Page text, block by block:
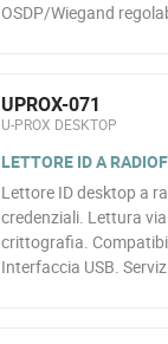
OSDP/Wiegand
UPROX-071
U-PROX DESKTOP
LETTORE ID A
Lettore ID desktop a
credenziali. Lettura
crittografia.
Interfaccia USB.